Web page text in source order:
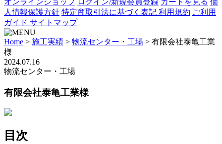
オンラインショップ ログイン/新規会員登録 カートを見る 個
人情報保護方針 特定商取引法に基づく表記 利用規約 ご利用
ガイド サイトマップ
Home > 施工実績 > 物流センター・工場 > 有限会社泰亀工業
様
2024.07.16
物流センター・工場
有限会社泰亀工業様
目次